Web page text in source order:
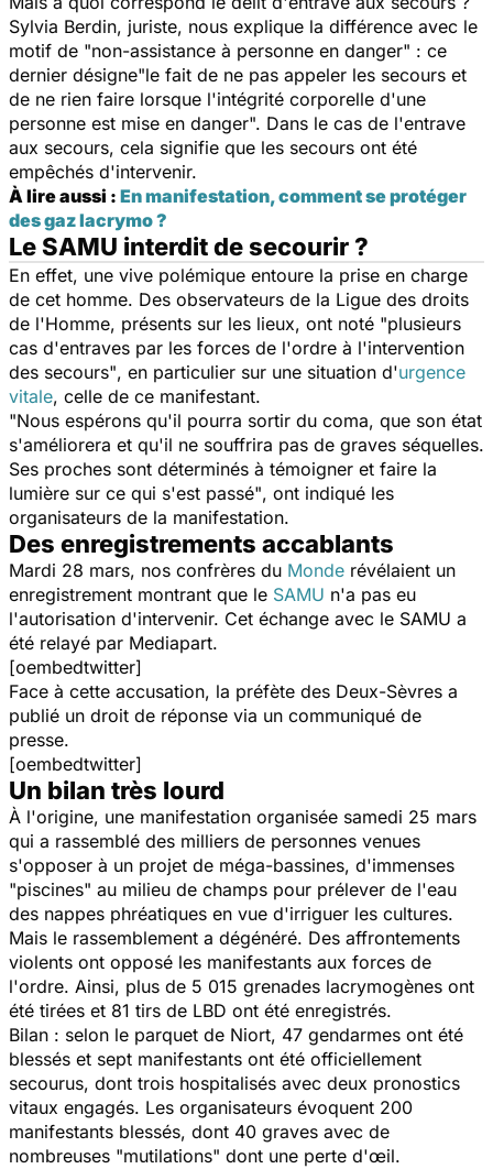
Sylvia Berdin, juriste, nous explique la différence avec le
motif de "non-assistance à personne en danger" : ce
dernier désigne"le fait de ne pas appeler les secours et
de ne rien faire lorsque l'intégrité corporelle d'une
personne est mise en danger". Dans le cas de l'entrave
aux secours, cela signifie que les secours ont été
empêchés d'intervenir.
À lire aussi : En manifestation, comment se protéger
des gaz lacrymo ?
Le SAMU interdit de secourir ?
En effet, une vive polémique entoure la prise en charge
de cet homme. Des observateurs de la Ligue des droits
de l'Homme, présents sur les lieux, ont noté "plusieurs
cas d'entraves par les forces de l'ordre à l'intervention
des secours", en particulier sur une situation d'urgence
vitale, celle de ce manifestant.
"Nous espérons qu'il pourra sortir du coma, que son état
s'améliorera et qu'il ne souffrira pas de graves séquelles.
Ses proches sont déterminés à témoigner et faire la
lumière sur ce qui s'est passé", ont indiqué les
organisateurs de la manifestation.
Des enregistrements accablants
Mardi 28 mars, nos confrères du Monde révélaient un
enregistrement montrant que le SAMU n'a pas eu
l'autorisation d'intervenir. Cet échange avec le SAMU a
été relayé par Mediapart.
[oembedtwitter]
Face à cette accusation, la préfète des Deux-Sèvres a
publié un droit de réponse via un communiqué de
presse.
[oembedtwitter]
Un bilan très lourd
À l'origine, une manifestation organisée samedi 25 mars
qui a rassemblé des milliers de personnes venues
s'opposer à un projet de méga-bassines, d'immenses
"piscines" au milieu de champs pour prélever de l'eau
des nappes phréatiques en vue d'irriguer les cultures.
Mais le rassemblement a dégénéré. Des affrontements
violents ont opposé les manifestants aux forces de
l'ordre. Ainsi, plus de 5 015 grenades lacrymogènes ont
été tirées et 81 tirs de LBD ont été enregistrés.
Bilan : selon le parquet de Niort, 47 gendarmes ont été
blessés et sept manifestants ont été officiellement
secourus, dont trois hospitalisés avec deux pronostics
vitaux engagés. Les organisateurs évoquent 200
manifestants blessés, dont 40 graves avec de
nombreuses "mutilations" dont une perte d'œil.